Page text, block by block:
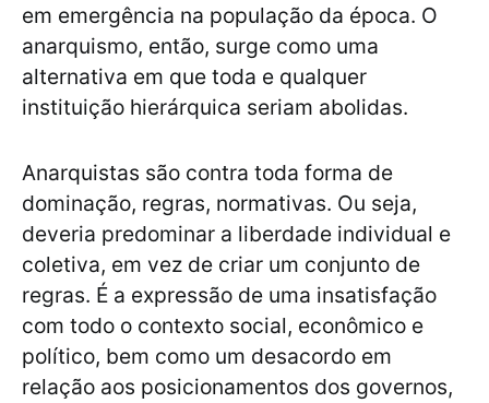
em emergência na população da época. O
anarquismo, então, surge como uma
alternativa em que toda e qualquer
instituição hierárquica seriam abolidas.
Anarquistas são contra toda forma de
dominação, regras, normativas. Ou seja,
deveria predominar a liberdade individual e
coletiva, em vez de criar um conjunto de
regras. É a expressão de uma insatisfação
com todo o contexto social, econômico e
político, bem como um desacordo em
relação aos posicionamentos dos governos,